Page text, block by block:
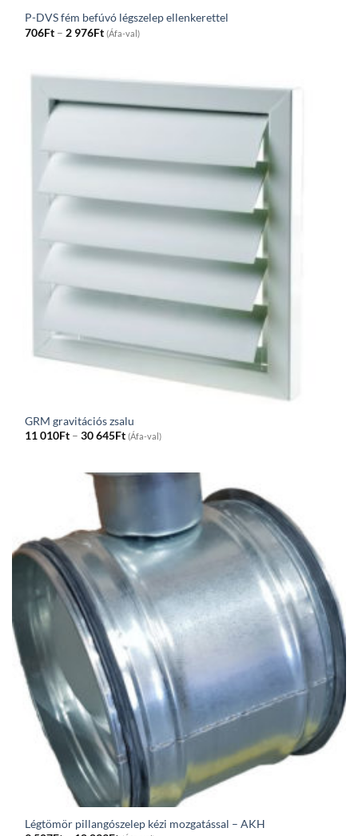
P-DVS fém befúvó légszelep ellenkerettel
706Ft – 2 976FtPrice
range:
976Ft
(Áfa-val)
GRM gravitációs zsalu
11 010Ft – 30 645FtPrice
range:
through
(Áfa-val)
Légtömör pillangószelep kézi mozgatással – AKH